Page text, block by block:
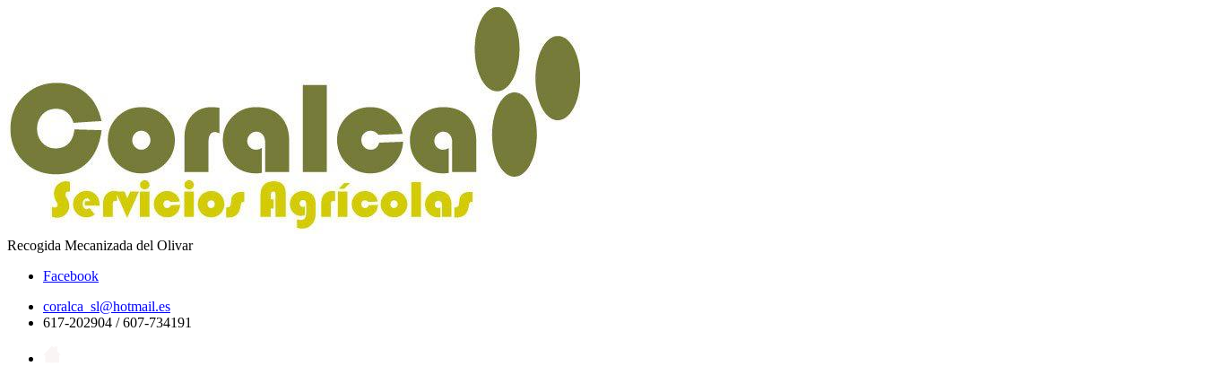
Recogida Mecanizada del Olivar
Facebook
coralca_sl@hotmail.es
617-202904 / 607-734191